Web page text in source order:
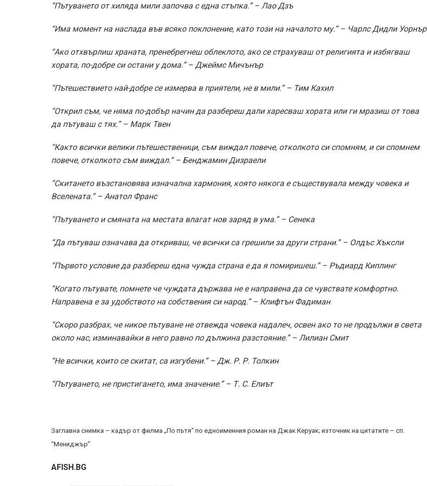
“Пътуването от хиляда мили започва с една стъпка.” – Лао Дзъ
“Има момент на наслада във всяко поклонение, като този на началото му.” – Чарлс Дидли Уорнър
“Ако отхвърлиш храната, пренебрегнеш облеклото, ако се страхуваш от религията и избягваш
хората, по-добре си остани у дома.” – Джеймс Мичънър
“Пътешествието най-добре се измерва в приятели, не в мили.” – Тим Кахил
“Открил съм, че няма по-добър начин да разбереш дали харесваш хората или ги мразиш от това
да пътуваш с тях.” – Марк Твен
“Както всички велики пътешественици, съм виждал повече, отколкото си спомням, и си спомнем
повече, отколкото съм виждал.” – Бенджамин Дизраели
“Скитането възстановява изначална хармония, която някога е съществувала между човека и
Вселената.” – Анатол Франс
“Пътуването и смяната на местата влагат нов заряд в ума.” – Сенека
“Да пътуваш означава да откриваш, че всички са грешили за други страни.” – Олдъс Хъксли
“Първото условие да разбереш една чужда страна е да я помиришеш.” – Ръдиард Киплинг
“Когато пътувате, помнете че чуждата държава не е направена да се чувствате комфортно.
Направена е за удобството на собствения си народ.” – Клифтън Фадиман
“Скоро разбрах, че никое пътуване не отвежда човека надалеч, освен ако то не продължи в света
около нас, изминавайки в него равно по дължина разстояние.” – Лилиан Смит
“Не всички, които се скитат, са изгубени.” – Дж. Р. Р. Толкин
“Пътуването, не пристигането, има значение.” – Т. С. Елиът
Заглавна снимка – кадър от филма „По пътя“ по едноименния роман на Джак Керуак; източник на цитатите – сп.
“Мениджър”
AFISH.BG